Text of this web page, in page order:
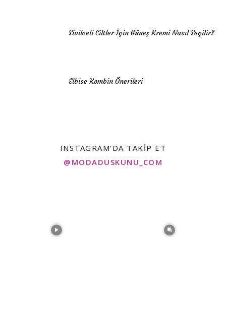
Sivilceli Ciltler İçin Güneş Kremi Nasıl Seçilir?
Elbise Kombin Önerileri
INSTAGRAM'DA TAKIP ET
@MODADUSKUNU_COM